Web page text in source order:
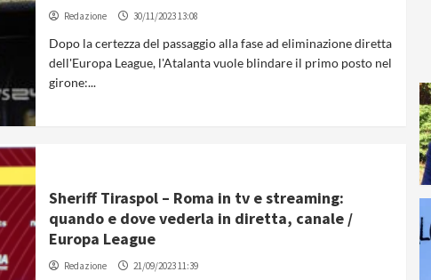
Redazione 30/11/2023 13:08
Dopo la certezza del passaggio alla fase ad eliminazione diretta
dell'Europa League, l'Atalanta vuole blindare il primo posto nel
girone:...
Sheriff Tiraspol – Roma in tv e streaming:
quando e dove vederla in diretta, canale /
Europa League
Redazione 21/09/2023 11:39